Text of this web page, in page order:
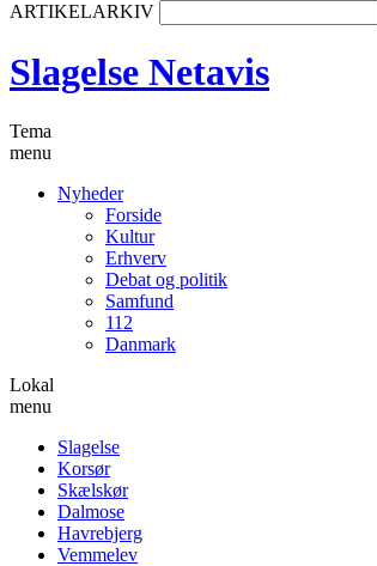
ARTIKELARKIV
Slagelse Netavis
Tema
menu
Nyheder
Forside
Kultur
Erhverv
Debat og politik
Samfund
112
Danmark
Lokal
menu
Slagelse
Korsør
Skælskør
Dalmose
Havrebjerg
Vemmelev